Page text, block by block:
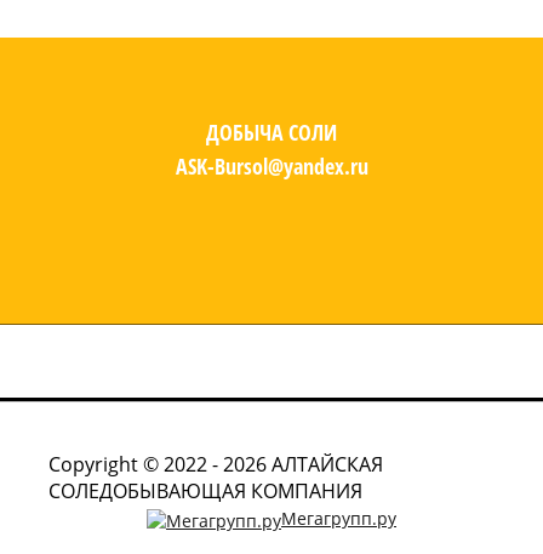
ДОБЫЧА СОЛИ
ASK-Bursol@yandex.ru
Copyright © 2022 - 2026 АЛТАЙСКАЯ
СОЛЕДОБЫВАЮЩАЯ КОМПАНИЯ
Мегагрупп.ру